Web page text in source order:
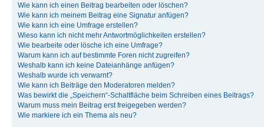
Wie kann ich einen Beitrag bearbeiten oder löschen?
Wie kann ich meinem Beitrag eine Signatur anfügen?
Wie kann ich eine Umfrage erstellen?
Wieso kann ich nicht mehr Antwortmöglichkeiten erstellen?
Wie bearbeite oder lösche ich eine Umfrage?
Warum kann ich auf bestimmte Foren nicht zugreifen?
Weshalb kann ich keine Dateianhänge anfügen?
Weshalb wurde ich verwarnt?
Wie kann ich Beiträge den Moderatoren melden?
Was bewirkt die „Speichern“-Schaltfläche beim Schreiben eines Beitrags?
Warum muss mein Beitrag erst freigegeben werden?
Wie markiere ich ein Thema als neu?